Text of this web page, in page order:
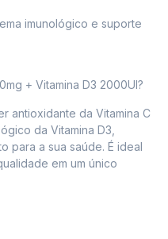
imunológico e suporte
+ Vitamina D3 2000UI?
antioxidante da Vitamina C
da Vitamina D3,
para a sua saúde. É ideal
em um único